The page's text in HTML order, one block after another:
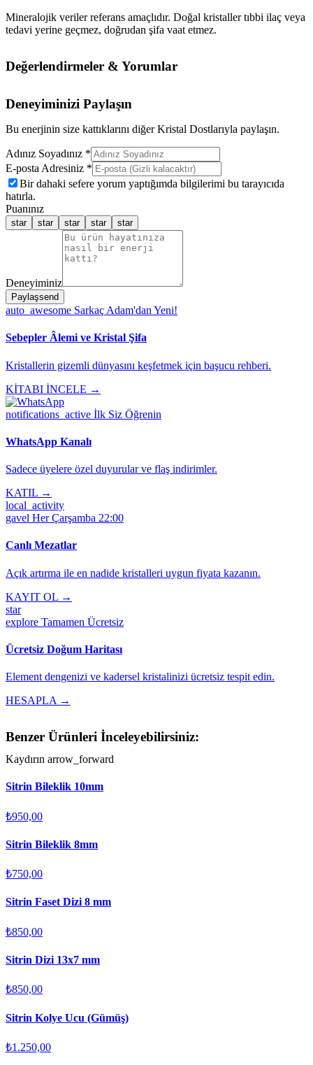
Mineralojik veriler referans amaçlıdır. Doğal kristaller tıbbi ilaç veya
tedavi yerine geçmez, doğrudan şifa vaat etmez.
Değerlendirmeler & Yorumlar
Deneyiminizi Paylaşın
Bu enerjinin size kattıklarını diğer Kristal Dostlarıyla paylaşın.
Adınız Soyadınız *
E-posta Adresiniz *
Bir dahaki sefere yorum yaptığımda bilgilerimi bu tarayıcıda
hatırla.
Puanınız
star star star star star
Deneyiminiz
Paylaşsend
auto_awesome Sarkaç Adam'dan Yeni!
Sebepler Âlemi ve Kristal Şifa
Kristallerin gizemli dünyasını keşfetmek için başucu rehberi.
KİTABI İNCELE →
notifications_active İlk Siz Öğrenin
WhatsApp Kanalı
Sadece üyelere özel duyurular ve flaş indirimler.
KATIL →
local_activity
gavel Her Çarşamba 22:00
Canlı Mezatlar
Açık artırma ile en nadide kristalleri uygun fiyata kazanın.
KAYIT OL →
star
explore Tamamen Ücretsiz
Ücretsiz Doğum Haritası
Element dengenizi ve kadersel kristalinizi ücretsiz tespit edin.
HESAPLA →
Benzer Ürünleri İnceleyebilirsiniz:
Kaydırın arrow_forward
Sitrin Bileklik 10mm
₺950,00
Sitrin Bileklik 8mm
₺750,00
Sitrin Faset Dizi 8 mm
₺850,00
Sitrin Dizi 13x7 mm
₺850,00
Sitrin Kolye Ucu (Gümüş)
₺1.250,00